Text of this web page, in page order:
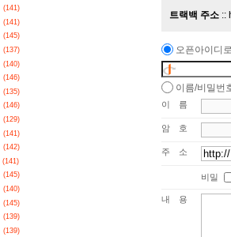
트랙백 주소
오픈아이디
이름/비밀번
이름
암호
주소
비밀
내용
(141)
(141)
(145)
(137)
(140)
(146)
(135)
(146)
(129)
(141)
(142)
(141)
(145)
(140)
(145)
(139)
(139)